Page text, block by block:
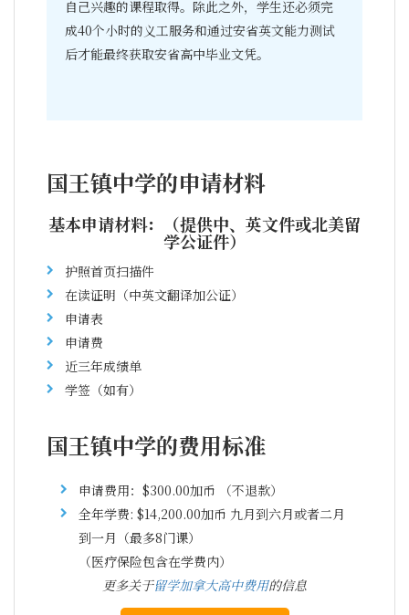
自己兴趣的课程取得。除此之外，学生还必须完
成40个小时的义工服务和通过安省英文能力测试
后才能最终获取安省高中毕业文凭。
国王镇中学的申请材料
基本申请材料：（提供中、英文件或北美留
学公证件）
护照首页扫描件
在读证明（中英文翻译加公证）
申请表
申请费
近三年成绩单
学签（如有）
国王镇中学的费用标准
申请费用：$300.00加币 （不退款）
全年学费: $14,200.00加币 九月到六月或者二月
到一月（最多8门课）
（医疗保险包含在学费内）
更多关于留学加拿大高中费用的信息